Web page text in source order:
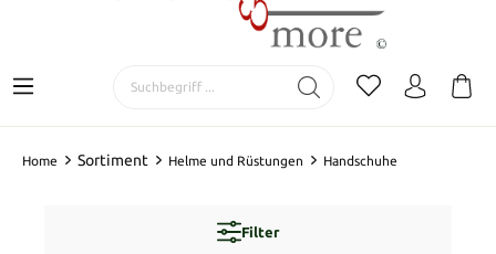
Home Sortiment Helme und Rüstungen Handschuhe
Filter